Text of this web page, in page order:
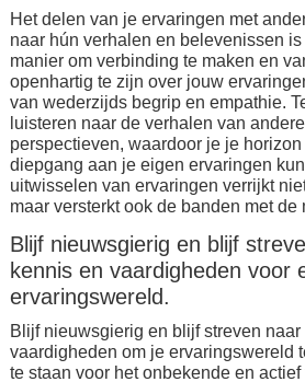
Het delen van je ervaringen met
naar hún verhalen en belevenissen
manier om verbinding te maken en
openhartig te zijn over jouw
van wederzijds begrip en empathie.
luisteren naar de verhalen van
perspectieven, waardoor je je
diepgang aan je eigen ervaringen
uitwisselen van ervaringen verrijkt
maar versterkt ook de banden met de
Blijf nieuwsgierig en blijf
kennis en vaardigheden voor
ervaringswereld.
Blijf nieuwsgierig en blijf streven
vaardigheden om je ervaringswereld
te staan voor het onbekende en